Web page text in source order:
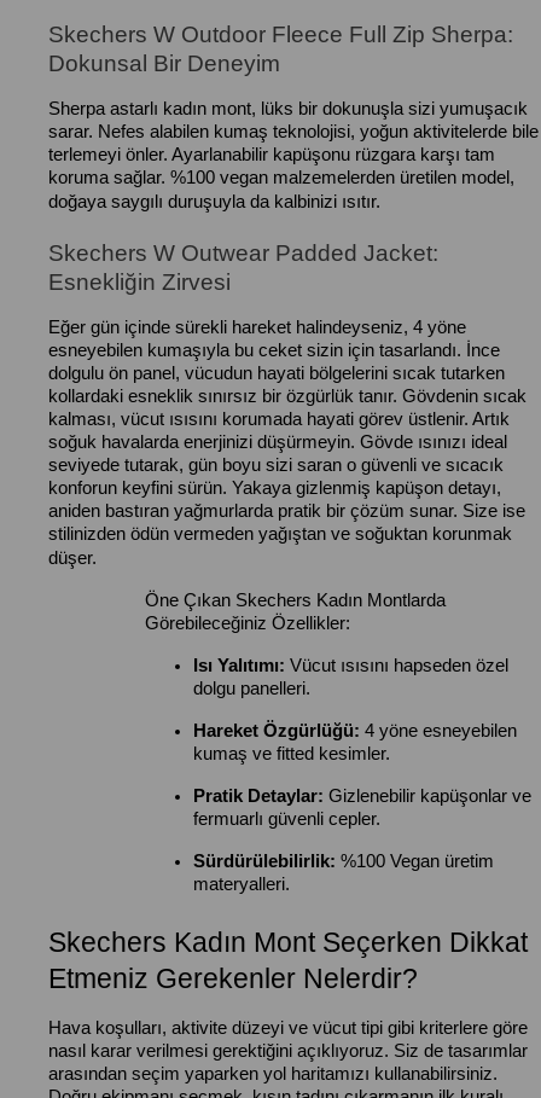
Skechers W Outdoor Fleece Full Zip Sherpa:
Dokunsal Bir Deneyim
Sherpa astarlı kadın mont, lüks bir dokunuşla sizi yumuşacık
sarar. Nefes alabilen kumaş teknolojisi, yoğun aktivitelerde bile
terlemeyi önler. Ayarlanabilir kapüşonu rüzgara karşı tam
koruma sağlar. %100 vegan malzemelerden üretilen model,
doğaya saygılı duruşuyla da kalbinizi ısıtır.
Skechers W Outwear Padded Jacket:
Esnekliğin Zirvesi
Eğer gün içinde sürekli hareket halindeyseniz, 4 yöne
esneyebilen kumaşıyla bu ceket sizin için tasarlandı. İnce
dolgulu ön panel, vücudun hayati bölgelerini sıcak tutarken
kollardaki esneklik sınırsız bir özgürlük tanır. Gövdenin sıcak
kalması, vücut ısısını korumada hayati görev üstlenir. Artık
soğuk havalarda enerjinizi düşürmeyin. Gövde ısınızı ideal
seviyede tutarak, gün boyu sizi saran o güvenli ve sıcacık
konforun keyfini sürün. Yakaya gizlenmiş kapüşon detayı,
aniden bastıran yağmurlarda pratik bir çözüm sunar. Size ise
stilinizden ödün vermeden yağıştan ve soğuktan korunmak
düşer.
Öne Çıkan Skechers Kadın Montlarda
Görebileceğiniz Özellikler:
Isı Yalıtımı: Vücut ısısını hapseden özel
dolgu panelleri.
Hareket Özgürlüğü: 4 yöne esneyebilen
kumaş ve fitted kesimler.
Pratik Detaylar: Gizlenebilir kapüşonlar ve
fermuarlı güvenli cepler.
Sürdürülebilirlik: %100 Vegan üretim
materyalleri.
Skechers Kadın Mont Seçerken Dikkat
Etmeniz Gerekenler Nelerdir?
Hava koşulları, aktivite düzeyi ve vücut tipi gibi kriterlere göre
nasıl karar verilmesi gerektiğini açıklıyoruz. Siz de tasarımlar
arasından seçim yaparken yol haritamızı kullanabilirsiniz.